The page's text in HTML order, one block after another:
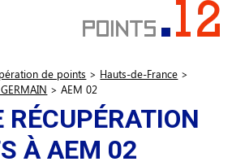
de points > Hauts-de-France >
> AEM 02
RÉCUPÉRATION
À AEM 02